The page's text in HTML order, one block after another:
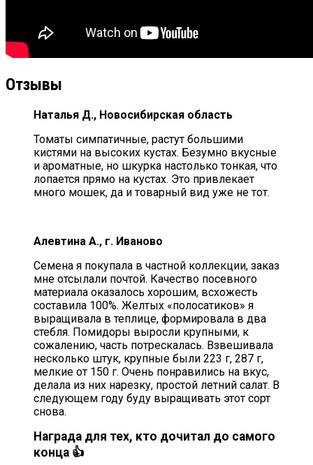
Отзывы
Наталья Д., Новосибирская область
Томаты симпатичные, растут большими
кистями на высоких кустах. Безумно вкусные
и ароматные, но шкурка настолько тонкая, что
лопается прямо на кустах. Это привлекает
много мошек, да и товарный вид уже не тот.
Алевтина А., г. Иваново
Семена я покупала в частной коллекции, заказ
мне отсылали почтой. Качество посевного
материала оказалось хорошим, всхожесть
составила 100%. Желтых «полосатиков» я
выращивала в теплице, формировала в два
стебля. Помидоры выросли крупными, к
сожалению, часть потрескалась. Взвешивала
несколько штук, крупные были 223 г, 287 г,
мелкие от 150 г. Очень понравились на вкус,
делала из них нарезку, простой летний салат. В
следующем году буду выращивать этот сорт
снова.
Награда для тех, кто дочитал до самого
конца 👍